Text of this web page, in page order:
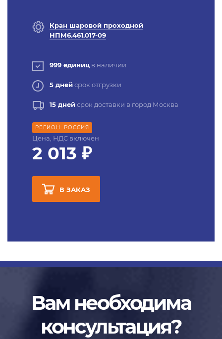
Кран шаровой проходной
НПМ6.461.017-09
999 единиц в наличии
5 днейсрок отгрузки
15 днейсрок доставки в город Москва
РЕГИОН: РОССИЯ
Цена, НДС включен
2 013 ₽
В ЗАКАЗ
Вам необходима
консультация?